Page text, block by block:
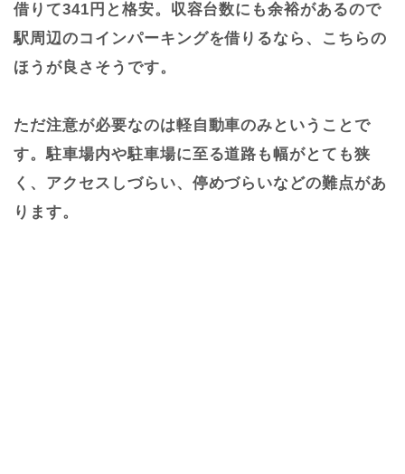
借りて341円と格安。収容台数にも余裕があるので
駅周辺のコインパーキングを借りるなら、こちらの
ほうが良さそうです。
ただ注意が必要なのは軽自動車のみということで
す。駐車場内や駐車場に至る道路も幅がとても狭
く、アクセスしづらい、停めづらいなどの難点があ
ります。